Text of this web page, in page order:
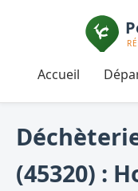
Accueil
(45320) :